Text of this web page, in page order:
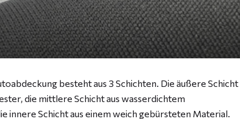
besteht aus 3 Schichten. Die äußere Schicht
die mittlere Schicht aus wasserdichtem
innere Schicht aus einem weich gebürsteten Material.